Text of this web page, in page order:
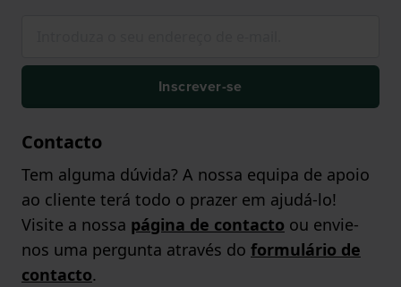
Inscrever-se
Contacto
Tem alguma dúvida? A nossa equipa de apoio
ao cliente terá todo o prazer em ajudá-lo!
Visite a nossa página de contacto ou envie-
nos uma pergunta através do formulário de
contacto.